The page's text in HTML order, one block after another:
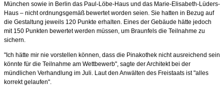
München sowie in Berlin das Paul-Löbe-Haus und das Marie-Elisabeth-Lüders-
Haus – nicht ordnungsgemäß bewertet worden seien. Sie hatten in Bezug auf
die Gestaltung jeweils 120 Punkte erhalten. Eines der Gebäude hätte jedoch
mit 150 Punkten bewertet werden müssen, um Braunfels die Teilnahme zu
sichern.
"Ich hätte mir nie vorstellen können, dass die Pinakothek nicht ausreichend sein
könnte für die Teilnahme am Wettbewerb", sagte der Architekt bei der
mündlichen Verhandlung im Juli. Laut den Anwälten des Freistaats ist "alles
korrekt gelaufen".